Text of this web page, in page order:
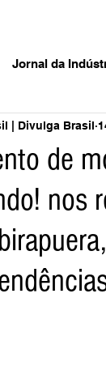
Jornal da
Estadual
Acidente
Jornal
de
nos
| Divulga Brasil